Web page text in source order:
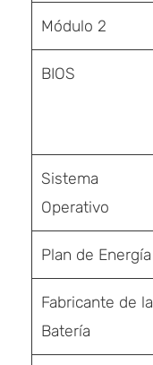
Módulo 2
BIOS
Sistema
Operativo
Plan de Energía
Fabricante de la
Batería